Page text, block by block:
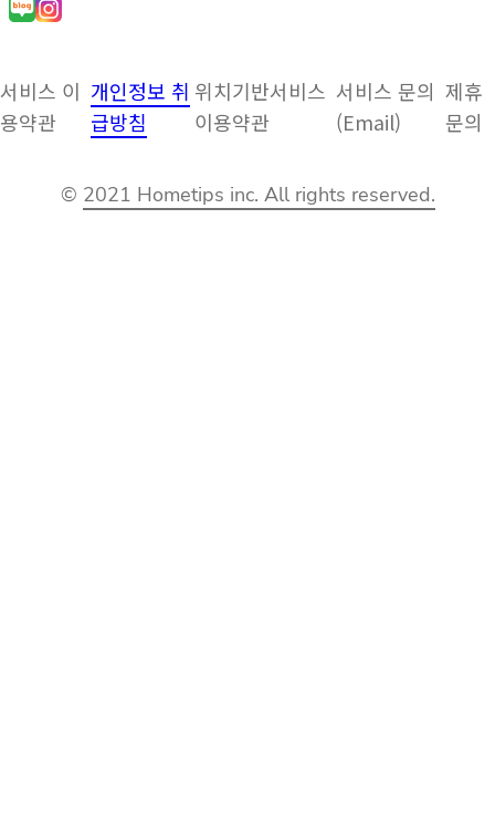
서비스 이
용약관
개인정보 취
급방침
위치기반서비스
이용약관
서비스 문의
(Email)
제휴
문의
© 2021 Hometips inc. All rights reserved.